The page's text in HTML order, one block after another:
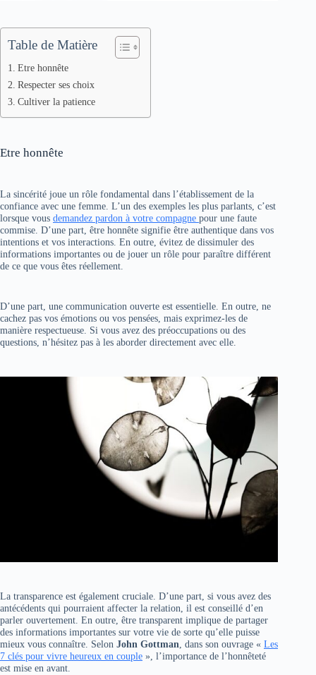
Table de Matière
Etre honnête
Respecter ses choix
Cultiver la patience
Etre honnête
La sincérité joue un rôle fondamental dans l’établissement de la
confiance avec une femme. L’un des exemples les plus parlants, c’est
lorsque vous demandez pardon à votre compagne pour une faute
commise. D’une part, être honnête signifie être authentique dans vos
intentions et vos interactions. En outre, évitez de dissimuler des
informations importantes ou de jouer un rôle pour paraître différent
de ce que vous êtes réellement.
D’une part, une communication ouverte est essentielle. En outre, ne
cachez pas vos émotions ou vos pensées, mais exprimez-les de
manière respectueuse. Si vous avez des préoccupations ou des
questions, n’hésitez pas à les aborder directement avec elle.
La transparence est également cruciale. D’une part, si vous avez des
antécédents qui pourraient affecter la relation, il est conseillé d’en
parler ouvertement. En outre, être transparent implique de partager
des informations importantes sur votre vie de sorte qu’elle puisse
mieux vous connaître. Selon John Gottman , dans son ouvrage « Les
7 clés pour vivre heureux en couple », l’importance de l’honnêteté
est mise en avant.